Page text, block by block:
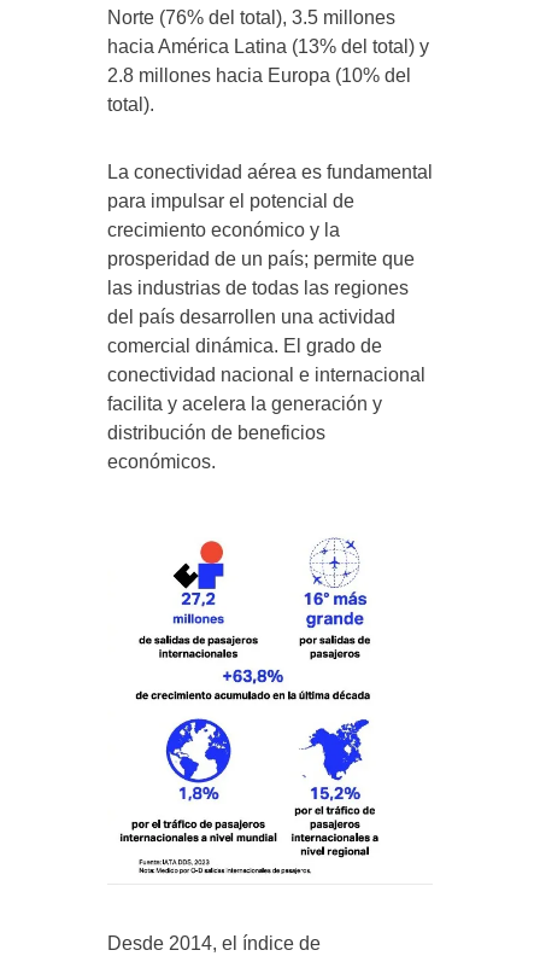
Norte (76% del total), 3.5 millones
hacia América Latina (13% del total) y
2.8 millones hacia Europa (10% del
total).
La conectividad aérea es fundamental
para impulsar el potencial de
crecimiento económico y la
prosperidad de un país; permite que
las industrias de todas las regiones
del país desarrollen una actividad
comercial dinámica. El grado de
conectividad nacional e internacional
facilita y acelera la generación y
distribución de beneficios
económicos.
Desde 2014, el índice de